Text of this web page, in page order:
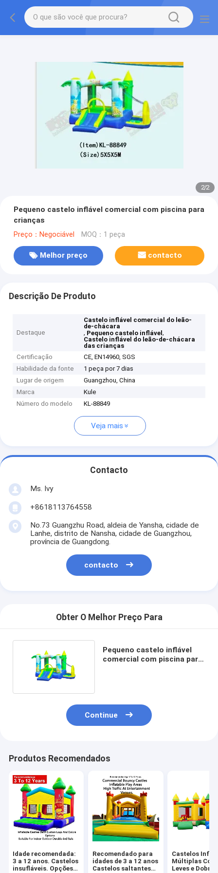
2/2
Pequeno castelo inflável comercial com piscina para
crianças
Preço：Negociável MOQ：1 peça
Melhor preço contacto
Descrição De Produto
Destaque
Castelo inflável comercial do leão-
de-chácara
, Pequeno castelo inflável,
Castelo inflável do leão-de-chácara
das crianças
Certificação
CE, EN14960, SGS
Habilidade da fonte
1 peça por 7 dias
Lugar de origem
Guangzhou, China
Marca
Kule
Número do modelo
KL-88849
Veja mais
Contacto
Ms. Ivy
+8618113764558
No.73 Guangzhu Road, aldeia de Yansha, cidade de
Lanhe, distrito de Nansha, cidade de Guangzhou,
província de Guangdong.
contacto
Obter O Melhor Preço Para
Pequeno castelo inflável
comercial com piscina para
Continue
Produtos Recomendados
Idade recomendada:
3 a 12 anos. Castelos
insufláveis. Opções
Recomendado para
idades de 3 a 12 anos
Castelos saltantes
Castelos
Múltiplas
Leves e